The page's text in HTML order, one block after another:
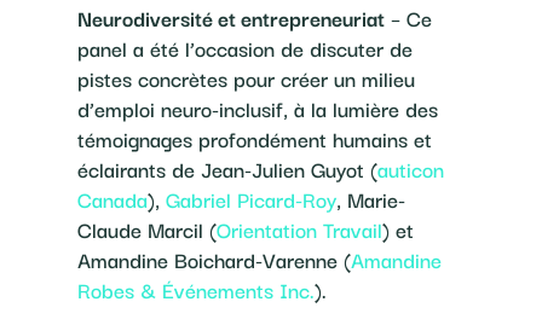
Neurodiversité et entrepreneuriat– Ce
panel a été l’occasion de discuter de
pistes concrètes pour créer un milieu
d’emploi neuro-inclusif, à la lumière des
témoignages profondément humains et
éclairants de Jean-Julien Guyot (auticon
Canada), Gabriel Picard-Roy, Marie-
Claude Marcil (Orientation Travail) et
Amandine Boichard-Varenne (Amandine
Robes & Événements Inc.).